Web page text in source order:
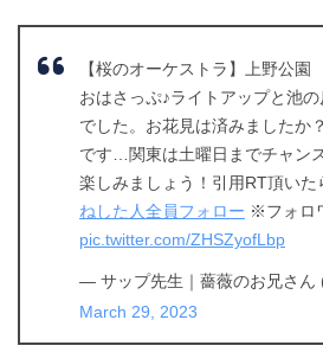
【桜のオーケストラ】上野公園
おはさっぷ♪ライトアップと池
でした。お花見は済みましたか
です…関東は土曜日までチャン
楽しみましょう！引用RT頂いた
ねした人全員フォロー ※フォロ
pic.twitter.com/ZHSZyofLbp
— サップ先生｜薔薇のお兄さん
March 29, 2023